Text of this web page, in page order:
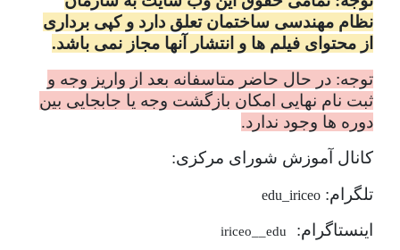
نظام مهندسی ساختمان تعلق دارد و کپی برداری
از محتوای فیلم ها و انتشار آنها مجاز نمی باشد.
توجه: در حال حاضر متاسفانه بعد از واریز وجه و
ثبت نام نهایی امکان بازگشت وجه یا جابجایی بین
دوره ها وجود ندارد.
کانال آموزش شورای مرکزی:
تلگرام: edu_iriceo
اینستاگرام: iriceo__edu